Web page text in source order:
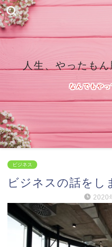
人生、やったも
なんでもやっ
ビジネス
ビジネスの話をし
2020